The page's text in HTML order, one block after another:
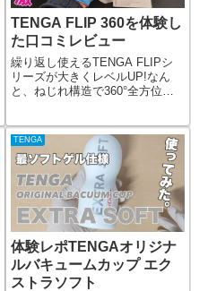
TENGA FLIP 360を体験し
た口コミレビュー
繰り返し使えるTENGA ​FLIPシ
リーズが大きくレベルUP!なん
と、ねじれ構造で360°全方位に
たくて、今回実際に使ってみま
した！TENGA FLIP360には、高
密度なくっきり刺激で締め付け
る「ミッドナイトパープル」と
肉厚なもっちり刺激で包み込む
オーロラグリーンがあります。
私が今回試したのは、肉厚なも
っちり刺激で包み込むオーロラ
グリーンです。
TENGA
体験レポTENGAオリジナ
ルバキュームカップ エク
ストラソフト